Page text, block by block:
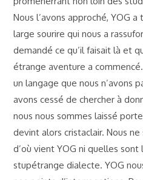
Nous l’avons approché, YOG
large sourire qui nous a
demandé ce qu’il faisait là et
étrange aventure a
un langage que nous n’avons
avons cessé de chercher à
nous nous sommes laissé
devint alors cristaclair. Nous
d’où vient YOG ni quelles sont
stupétrange dialecte. YOG